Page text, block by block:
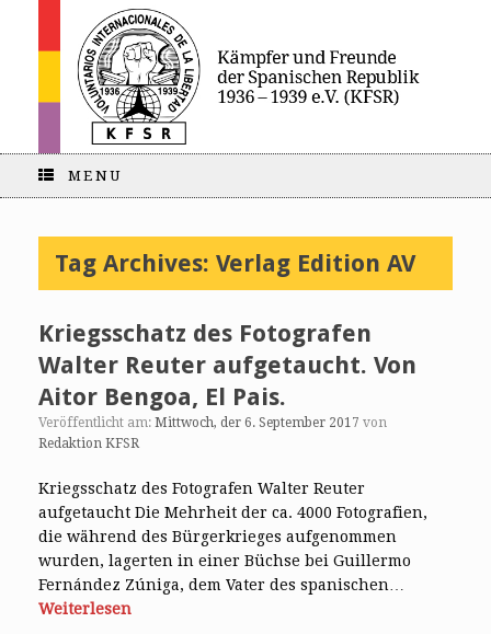
MENU
Tag Archives: Verlag Edition AV
Kriegsschatz des Fotografen
Walter Reuter aufgetaucht. Von
Aitor Bengoa, El Pais.
Veröffentlicht am: Mittwoch, der 6. September 2017 von
Redaktion KFSR
Kriegsschatz des Fotografen Walter Reuter
aufgetaucht Die Mehrheit der ca. 4000 Fotografien,
die während des Bürgerkrieges aufgenommen
wurden, lagerten in einer Büchse bei Guillermo
Fernández Zúniga, dem Vater des spanischen…
Weiterlesen